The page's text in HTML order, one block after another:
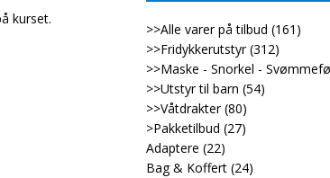
kurset.
>>Alle varer på tilbud (161)
>>Fridykkerutstyr (312)
>>Maske - Snorkel -
>>Utstyr til barn (54)
>>Våtdrakter (80)
>Pakketilbud (27)
Adaptere (22)
Bag & Koffert (24)